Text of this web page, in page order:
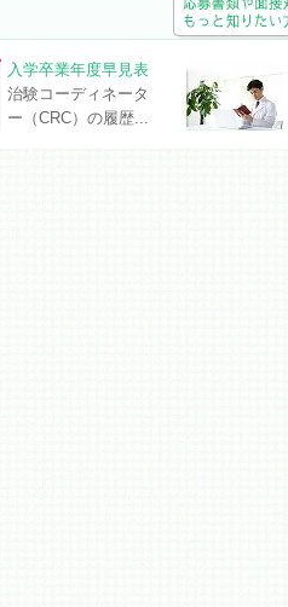
入学卒業年度早見表
治験コーディネータ
ー（CRC）の履歴...